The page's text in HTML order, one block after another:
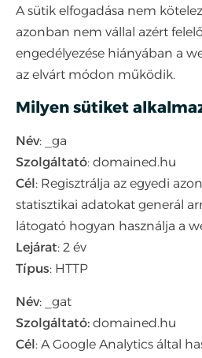
A sütik elfogadása nem
azonban nem vállal azért
engedélyezése hiányában a
az elvárt módon működik.
Milyen sütiket
Név: _ga
Szolgáltató: domained.hu
Cél: Regisztrálja az egyedi
statisztikai adatokat generál
látogató hogyan használja a
Lejárat: 2 év
Típus: HTTP
Név: _gat
Szolgáltató: domained.hu
Cél: A Google Analytics által